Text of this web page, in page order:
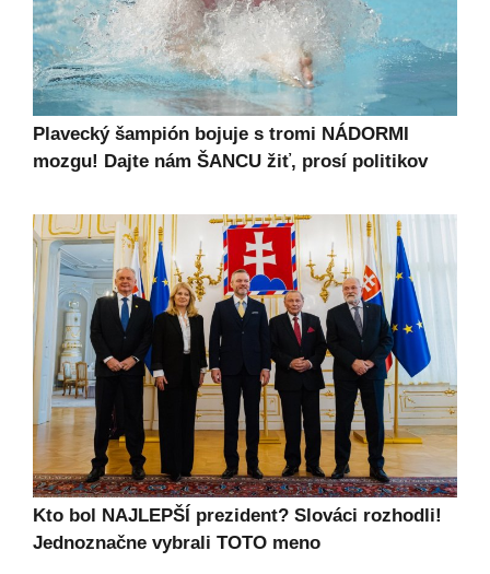
Plavecký šampión bojuje s tromi NÁDORMI
mozgu! Dajte nám ŠANCU žiť, prosí politikov
Kto bol NAJLEPŠÍ prezident? Slováci rozhodli!
Jednoznačne vybrali TOTO meno